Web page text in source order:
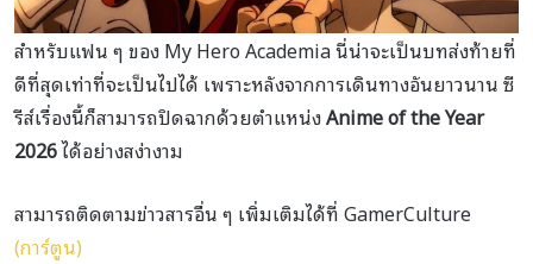
สำหรับแฟน ๆ ของ My Hero Academia นี่น่าจะเป็นบทส่งท้ายที่
ดีที่สุดเท่าที่จะเป็นไปได้ เพราะหลังจากการเดินทางอันยาวนาน ซี
รีส์เรื่องนี้ก็สามารถปิดฉากด้วยตำแหน่งAnime of the Year
2026ได้อย่างสง่างาม
สามารถติดตามข่าวสารอื่น ๆ เพิ่มเติมได้ที่ GamerCulture
(การ์ตูน)